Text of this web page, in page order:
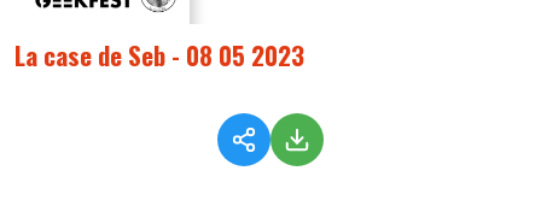
La case de Seb - 08 05 2023